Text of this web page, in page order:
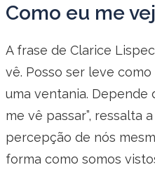
Como eu me
A frase de Clarice
vê. Posso ser leve
uma ventania. Depende
me vê passar”, ressalta
percepção de nós
forma como somos